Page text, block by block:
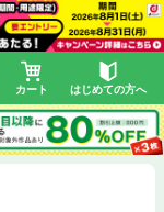
カート はじめての方へ